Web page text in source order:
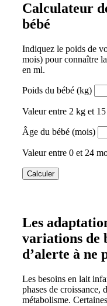
Calculateur
bébé
Indiquez le poids de
mois) pour connaître
en ml.
Poids du bébé (kg)
Valeur entre 2 kg et
Âge du bébé (mois)
Valeur entre 0 et 24
Calculer
Les
variations de
d’alerte à ne
Les besoins en lait
phases de croissance,
métabolisme.